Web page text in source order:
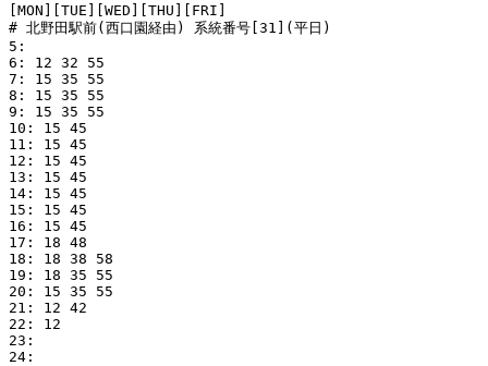
[MON][TUE][WED][THU][FRI]
# 北野田駅前(西口園経由) 系統番号[31](平日)
5:
6: 12 32 55
7: 15 35 55
8: 15 35 55
9: 15 35 55
10: 15 45
11: 15 45
12: 15 45
13: 15 45
14: 15 45
15: 15 45
16: 15 45
17: 18 48
18: 18 38 58
19: 18 35 55
20: 15 35 55
21: 12 42
22: 12
23:
24: